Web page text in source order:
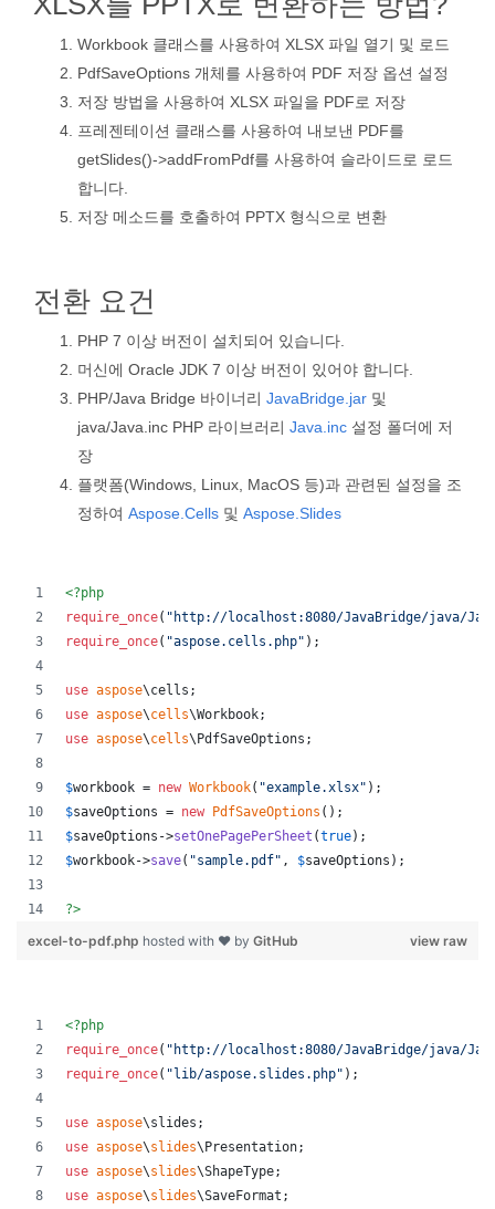
Workbook 클래스를 사용하여 XLSX 파일 열기 및 로드
PdfSaveOptions 개체를 사용하여 PDF 저장 옵션 설정
저장 방법을 사용하여 XLSX 파일을 PDF로 저장
프레젠테이션 클래스를 사용하여 내보낸 PDF를
getSlides()->addFromPdf를 사용하여 슬라이드로 로드
합니다.
저장 메소드를 호출하여 PPTX 형식으로 변환
전환 요건
PHP 7 이상 버전이 설치되어 있습니다.
머신에 Oracle JDK 7 이상 버전이 있어야 합니다.
PHP/Java Bridge 바이너리 JavaBridge.jar 및
java/Java.inc PHP 라이브러리 Java.inc 설정 폴더에 저
장
플랫폼(Windows, Linux, MacOS 등)과 관련된 설정을 조
정하여 Aspose.Cells 및 Aspose.Slides
<?php
require_once( " http://localhost:8080/JavaBridge/java/
require_once( "aspose.cells.php" );
use aspose\cells ;
use aspose\cells\Workbook;
use aspose\cells\ PdfSaveOptions ;
$workbook = new Workbook( "example.xlsx" );
$saveOptions = new PdfSaveOptions ();
$saveOptions ->setOnePagePerSheet (true);
$workbook->save( "sample.pdf" , $saveOptions );
?>
view raw
excel-to-pdf.php hosted with ❤ by GitHub
<?php
require_once( " http://localhost:8080/JavaBridge/java/
require_once( " lib/aspose.slides.php" );
use aspose\slides ;
use aspose\slides\ Presentation;
use aspose\slides\ShapeType;
use aspose\slides\SaveFormat ;